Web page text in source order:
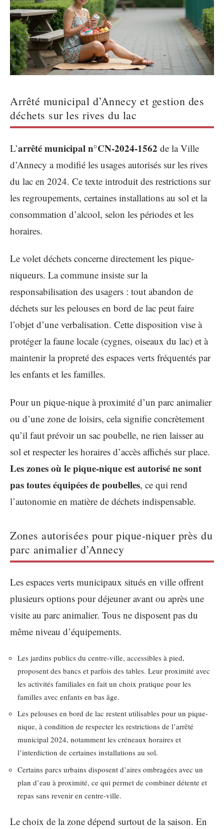
Arrêté municipal d’Annecy et gestion des
déchets sur les rives du lac
L’arrêté municipal n°CN-2024-1562 de la Ville
d’Annecy a modifié les usages autorisés sur les rives
du lac en 2024. Ce texte introduit des restrictions sur
les regroupements, certaines installations au sol et la
consommation d’alcool, selon les périodes et les
horaires.
Le volet déchets concerne directement les pique-
niqueurs. La commune insiste sur la
responsabilisation des usagers : tout abandon de
déchets sur les pelouses en bord de lac peut faire
l’objet d’une verbalisation. Cette disposition vise à
protéger la faune locale (cygnes, oiseaux du lac) et à
maintenir la propreté des espaces verts fréquentés par
les enfants et les familles.
Pour un pique-nique à proximité d’un parc animalier
ou d’une zone de loisirs, cela signifie concrètement
qu’il faut prévoir un sac poubelle, ne rien laisser au
sol et respecter les horaires d’accès affichés sur place.
Les zones où le pique-nique est autorisé ne sont
pas toutes équipées de poubelles, ce qui rend
l’autonomie en matière de déchets indispensable.
Zones autorisées pour pique-niquer près du
parc animalier d’Annecy
Les espaces verts municipaux situés en ville offrent
plusieurs options pour déjeuner avant ou après une
visite au parc animalier. Tous ne disposent pas du
même niveau d’équipements.
Les jardins publics du centre-ville, accessibles à pied,
proposent des bancs et parfois des tables. Leur proximité avec
les activités familiales en fait un choix pratique pour les
familles avec enfants en bas âge.
Les pelouses en bord de lac restent utilisables pour un pique-
nique, à condition de respecter les restrictions de l’arrêté
municipal 2024, notamment les créneaux horaires et
l’interdiction de certaines installations au sol.
Certains parcs urbains disposent d’aires ombragées avec un
plan d’eau à proximité, ce qui permet de combiner détente et
repas sans revenir en centre-ville.
Le choix de la zone dépend surtout de la saison. En